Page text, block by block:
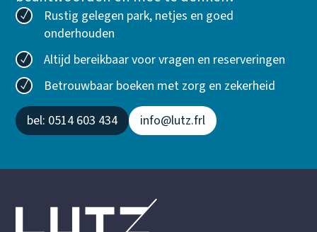
Rustig gelegen park, netjes en goed
onderhouden
Altijd bereikbaar voor vragen en reserveringen
Betrouwbaar boeken met zorg en zekerheid
bel: 0514 603 434
info@lutz.frl